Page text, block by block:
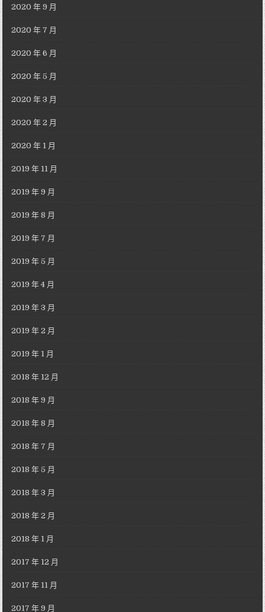
2020 年 9 月
2020 年 7 月
2020 年 6 月
2020 年 5 月
2020 年 3 月
2020 年 2 月
2020 年 1 月
2019 年 11 月
2019 年 9 月
2019 年 8 月
2019 年 7 月
2019 年 5 月
2019 年 4 月
2019 年 3 月
2019 年 2 月
2019 年 1 月
2018 年 12 月
2018 年 9 月
2018 年 8 月
2018 年 7 月
2018 年 5 月
2018 年 3 月
2018 年 2 月
2018 年 1 月
2017 年 12 月
2017 年 11 月
2017 年 9 月